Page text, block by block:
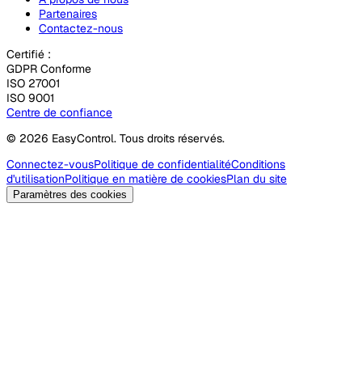
Partenaires
Contactez-nous
Certifié :
GDPR Conforme
ISO 27001
ISO 9001
Centre de confiance
© 2026 EasyControl. Tous droits réservés.
Connectez-vousPolitique de confidentialitéConditions
d'utilisationPolitique en matière de cookiesPlan du site
Paramètres des cookies